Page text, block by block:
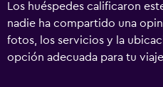
Los huéspedes calificaron
nadie ha compartido una
fotos, los servicios y la
opción adecuada para tu